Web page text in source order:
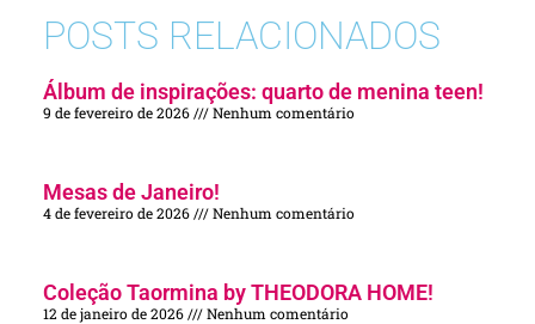
POSTS RELACIONADOS
Álbum de inspirações: quarto de menina teen!
9 de fevereiro de 2026 Nenhum comentário
Mesas de Janeiro!
4 de fevereiro de 2026 Nenhum comentário
Coleção Taormina by THEODORA HOME!
12 de janeiro de 2026 Nenhum comentário